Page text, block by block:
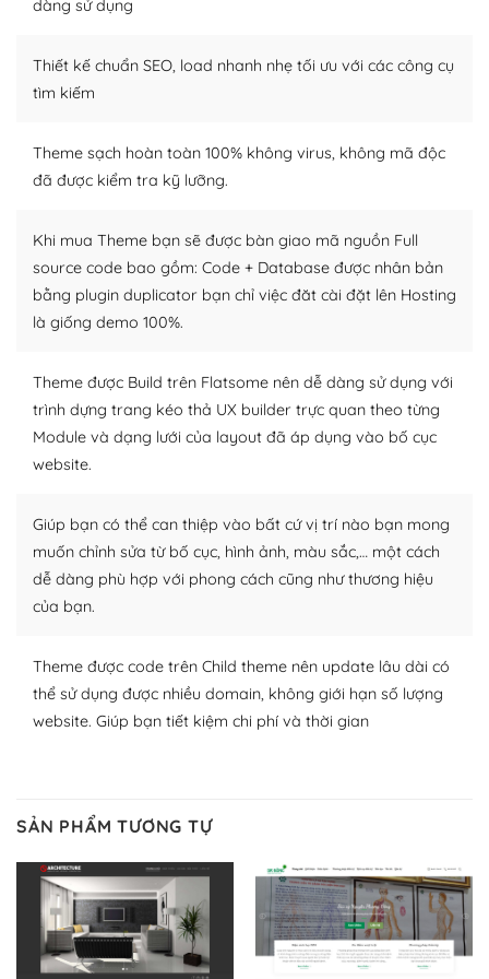
– Sở hữu một cộng đồng lớn, sẵn sàng hỗ trợ
khổng lồ được kiểm duyệt bởi các nhân viên và những
người cuồng tín WordPress.
kiếm những cộng đồng WordPress, họ sẽ giúp bạn trả
lời, giải đáp vấn đề của bạn.
Cộng đồng sử dụng WordPress sẵn sàng hỗ trợ bạn
Plugin mở rộng là thành phần cài đặt thêm vào
WordPress để tăng thêm các tính năng cần thiết. Có
nhiều plugin trả phí hoặc miễn phí.
plugin của WordPress rất phong phú. Bạn có thể thỏa
thích chọn lựa plugin và themes phù hợp cho mục đích
lập website của mình.
– Dễ sử dụng
Với mọi Hosting bất kỳ thì WordPress đều có thể dễ
Và bạn có toàn quyền tự do khi quyết định nơi lưu trữ
trang web WordPress của bạn.
Dễ dàng lựa chọn Hosting cho website WordPress
– Bảo mật cực tốt
dàng sử dụng
Thiết kế chuẩn SEO, load nhanh nhẹ tối ưu với các công cụ
tìm kiếm
Theme sạch hoàn toàn 100% không virus, không mã độc
đã được kiểm tra kỹ lưỡng.
Khi mua Theme bạn sẽ được bàn giao mã nguồn Full
source code bao gồm: Code + Database được nhân bản
bằng plugin duplicator bạn chỉ việc đăt cài đặt lên Hosting
là giống demo 100%.
Theme được Build trên Flatsome nên dễ dàng sử dụng với
trình dựng trang kéo thả UX builder trực quan theo từng
Module và dạng lưới của layout đã áp dụng vào bố cục
website.
Giúp bạn có thể can thiệp vào bất cứ vị trí nào bạn mong
muốn chỉnh sửa từ bố cục, hình ảnh, màu sắc,… một cách
dễ dàng phù hợp với phong cách cũng như thương hiệu
của bạn.
Theme được code trên Child theme nên update lâu dài có
thể sử dụng được nhiều domain, không giới hạn số lượng
website. Giúp bạn tiết kiệm chi phí và thời gian
SẢN PHẨM TƯƠNG TỰ